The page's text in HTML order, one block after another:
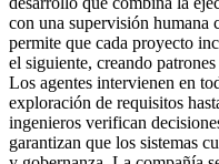
con una supervisión humana
permite que cada proyecto
el siguiente, creando
Los agentes intervienen en
exploración de requisitos
ingenieros verifican
garantizan que los sistemas